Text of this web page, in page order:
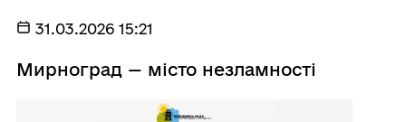
31.03.2026 15:21
Мирноград — місто незламності